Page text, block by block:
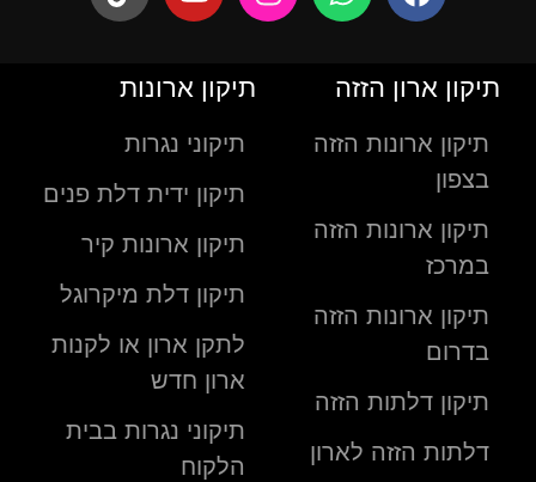
תיקון ארון הזזה
תיקון ארונות הזזה
בצפון
תיקון ארונות הזזה
במרכז
תיקון ארונות הזזה
בדרום
תיקון דלתות הזזה
דלתות הזזה לארון
תיקון ארונות
תיקוני נגרות
תיקון ידית דלת פנים
תיקון ארונות קיר
תיקון דלת מיקרוגל
לתקן ארון או לקנות
ארון חדש
תיקוני נגרות בבית
הלקוח